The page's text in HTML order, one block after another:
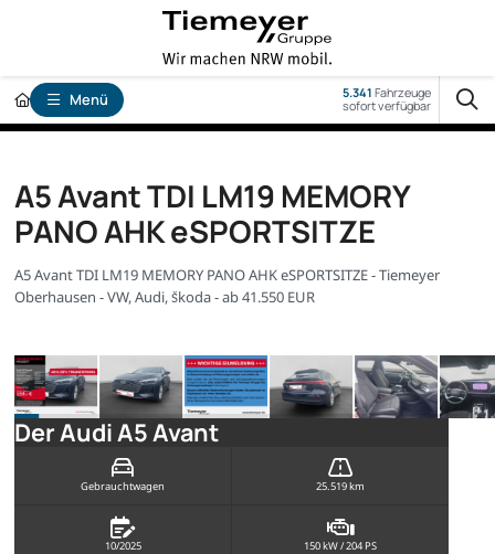
Menü 5.341 Fahrzeuge
sofort verfügbar
A5 Avant TDI LM19 MEMORY
PANO AHK eSPORTSITZE
A5 Avant TDI LM19 MEMORY PANO AHK eSPORTSITZE - Tiemeyer
Oberhausen - VW, Audi, Škoda - ab 41.550 EUR
Der Audi A5 Avant
Gebrauchtwagen 25.519 km
10/2025 150 kW / 204 PS